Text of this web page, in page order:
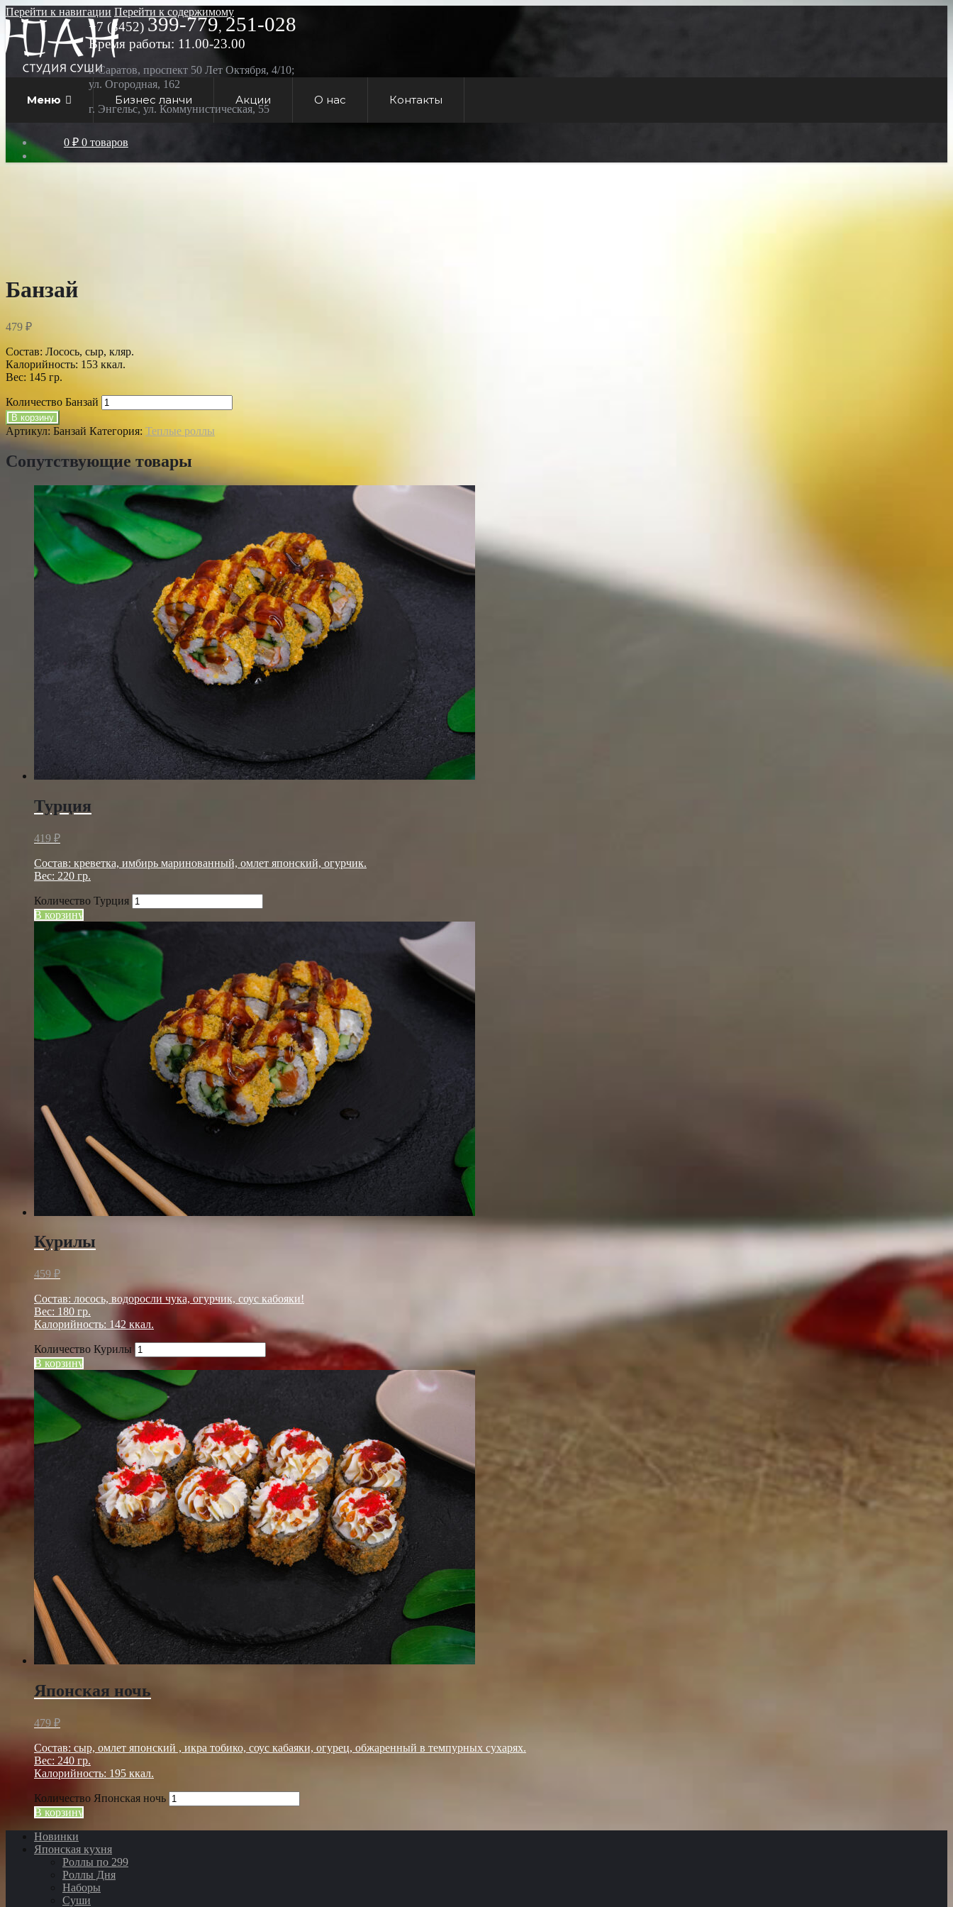
Перейти к навигации Перейти к содержимому
Меню Бизнес ланчи Акции О нас Контакты
0 ₽ 0 товаров
+7 (8452) 399-779, 251-028
Время работы: 11.00-23.00
г. Саратов, проспект 50 Лет Октября, 4/10;
ул. Огородная, 162
г. Энгельс, ул. Коммунистическая, 55
Банзай
479 ₽
Состав: Лосось, сыр, кляр.
Калорийность: 153 ккал.
Вес: 145 гр.
Количество Банзай
В корзину
Артикул: Банзай Категория: Теплые роллы
Сопутствующие товары
Турция
419 ₽
Состав: креветка, имбирь маринованный, омлет японский, огурчик.
Вес: 220 гр.
Количество Турция
В корзину
Курилы
459 ₽
Состав: лосось, водоросли чука, огурчик, соус кабояки!
Вес: 180 гр.
Калорийность: 142 ккал.
Количество Курилы
В корзину
Японская ночь
479 ₽
Состав: сыр, омлет японский , икра тобико, соус кабаяки, огурец, обжаренный в темпурных сухарях.
Вес: 240 гр.
Калорийность: 195 ккал.
Количество Японская ночь
В корзину
Новинки
Японская кухня
Роллы по 299
Роллы Дня
Наборы
Суши